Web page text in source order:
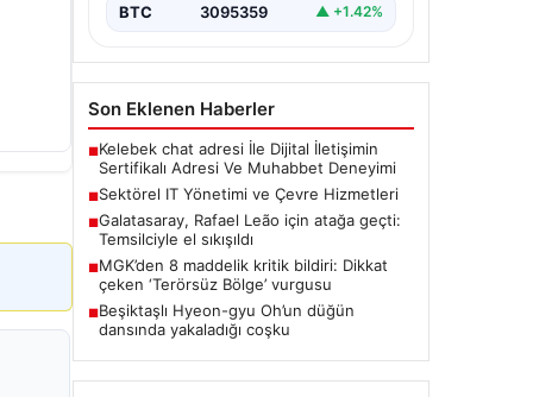
BTC 3095359 ▲ +1.42%
Son Eklenen Haberler
■Kelebek chat adresi İle Dijital İletişimin
Sertifikalı Adresi Ve Muhabbet Deneyimi
■Sektörel IT Yönetimi ve Çevre Hizmetleri
■Galatasaray, Rafael Leão için atağa geçti:
Temsilciyle el sıkışıldı
■MGK’den 8 maddelik kritik bildiri: Dikkat
çeken ‘Terörsüz Bölge’ vurgusu
■Beşiktaşlı Hyeon-gyu Oh’un düğün
dansında yakaladığı coşku